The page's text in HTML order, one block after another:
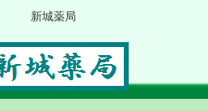
新城薬局